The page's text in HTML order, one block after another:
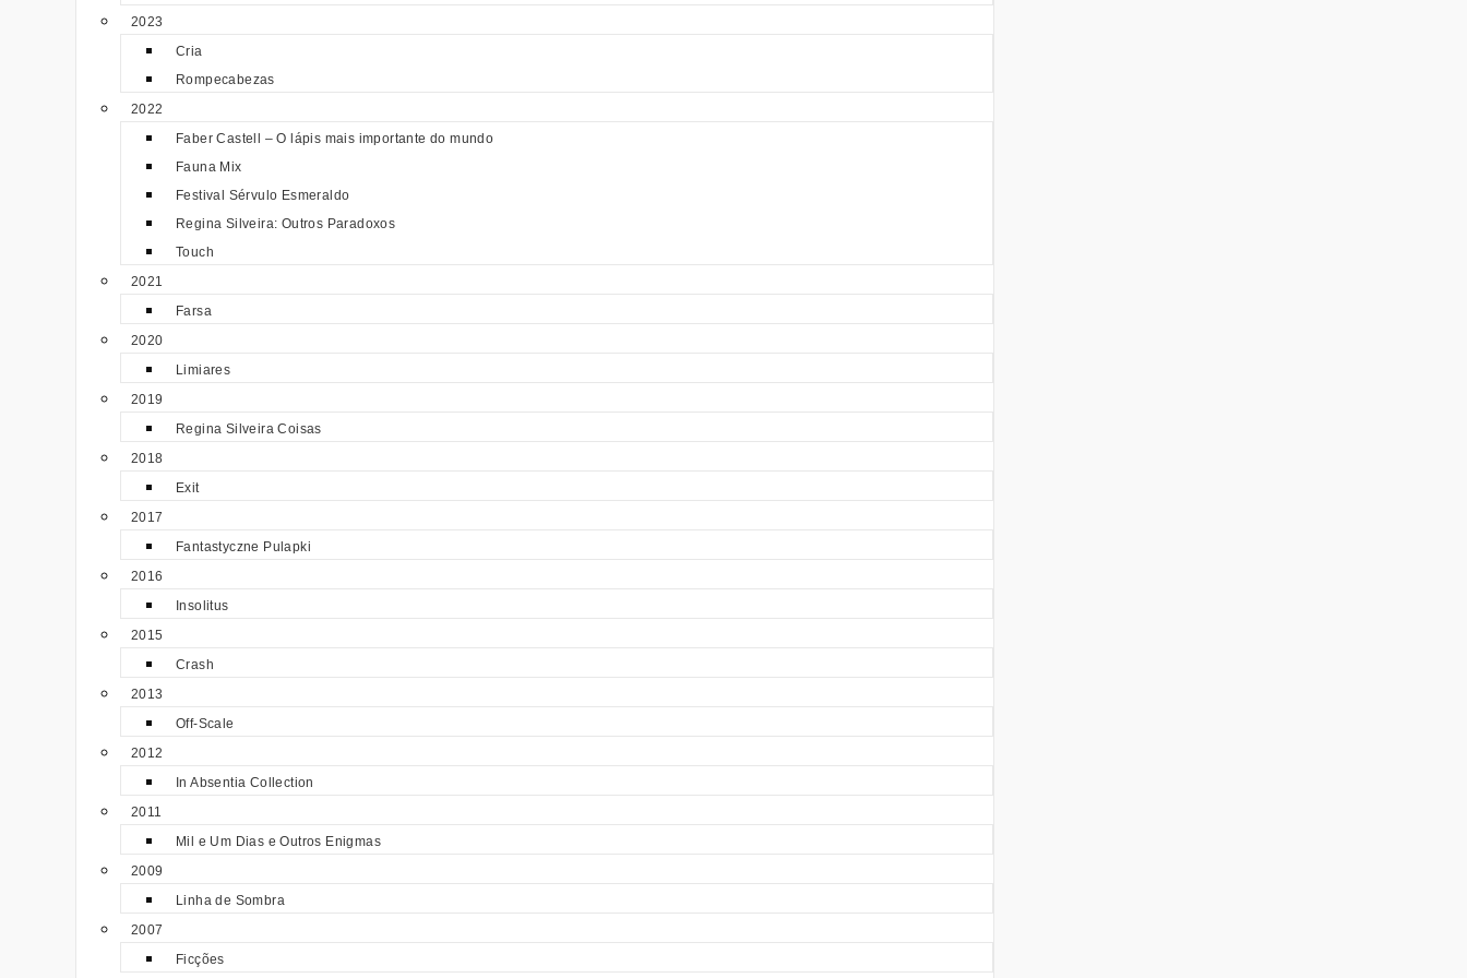
2023
Cria
Rompecabezas
2022
Faber Castell – O lápis mais importante do mundo
Fauna Mix
Festival Sérvulo Esmeraldo
Regina Silveira: Outros Paradoxos
Touch
2021
Farsa
2020
Limiares
2019
Regina Silveira Coisas
2018
Exit
2017
Fantastyczne Pulapki
2016
Insolitus
2015
Crash
2013
Off-Scale
2012
In Absentia Collection
2011
Mil e Um Dias e Outros Enigmas
2009
Linha de Sombra
2007
Ficções